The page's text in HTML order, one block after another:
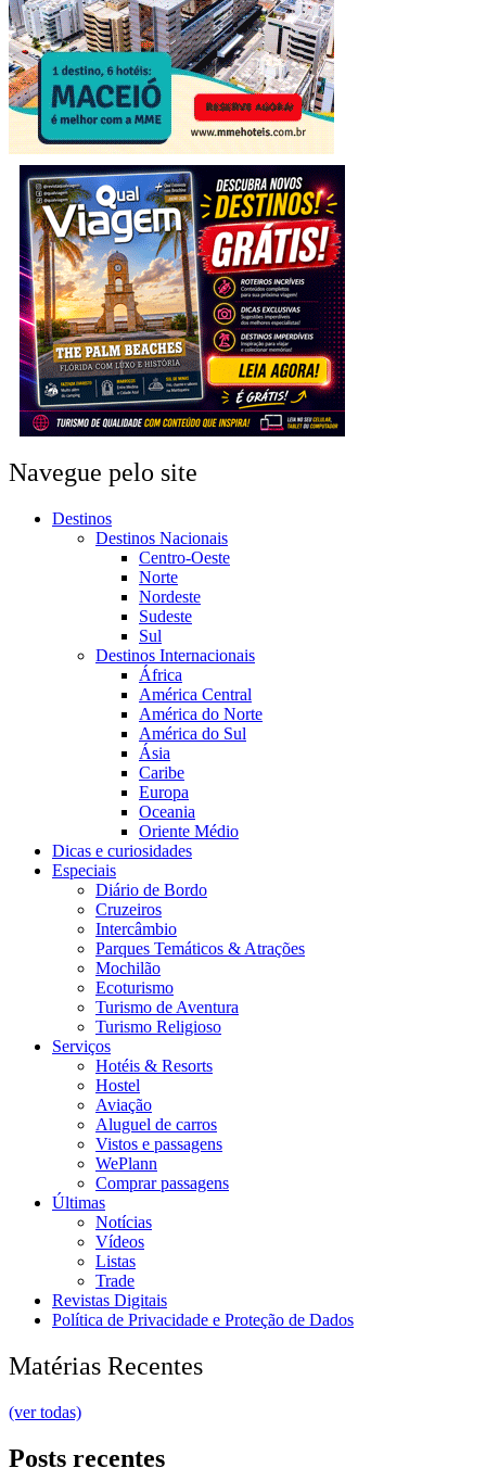
Navegue pelo site
Destinos
Destinos Nacionais
Centro-Oeste
Norte
Nordeste
Sudeste
Sul
Destinos Internacionais
África
América Central
América do Norte
América do Sul
Ásia
Caribe
Europa
Oceania
Oriente Médio
Dicas e curiosidades
Especiais
Diário de Bordo
Cruzeiros
Intercâmbio
Parques Temáticos & Atrações
Mochilão
Ecoturismo
Turismo de Aventura
Turismo Religioso
Serviços
Hotéis & Resorts
Hostel
Aviação
Aluguel de carros
Vistos e passagens
WePlann
Comprar passagens
Últimas
Notícias
Vídeos
Listas
Trade
Revistas Digitais
Política de Privacidade e Proteção de Dados
Matérias Recentes
(ver todas)
Posts recentes